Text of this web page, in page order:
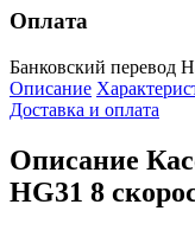
Оплата
Банковский перевод
Описание
Доставка и оплата
Описание
HG31 8